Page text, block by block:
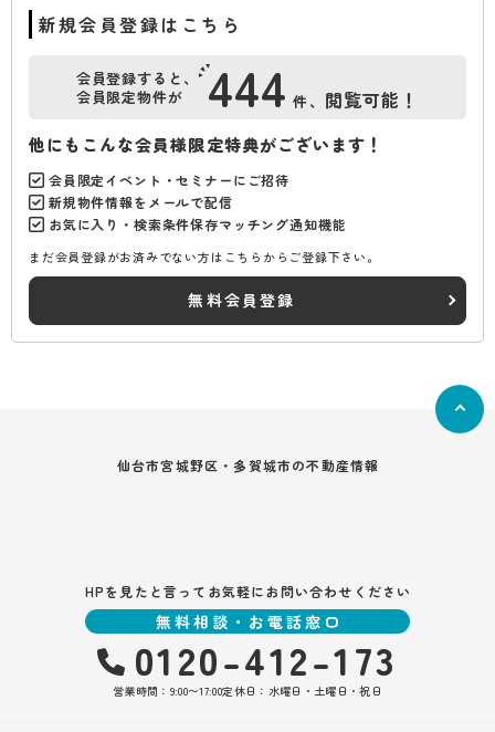
新規会員登録はこちら
会員登録すると、
会員限定物件が
444 件、 閲覧可能！
他にもこんな会員様限定特典がございます！
会員限定イベント・セミナーにご招待
新規物件情報をメールで配信
お気に入り・検索条件保存マッチング通知機能
まだ会員登録がお済みでない方はこちらからご登録下さい。
無料会員登録
仙台市宮城野区・多賀城市の不動産情報
HPを見たと言ってお気軽にお問い合わせください
無料相談・お電話窓口
0120-412-173
営業時間：9:00〜17:00定休日：水曜日・土曜日・祝日